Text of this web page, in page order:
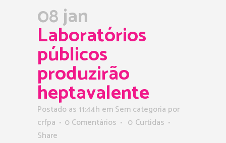
08 jan
Laboratórios
públicos
produzirão
heptavalente
Postado as 11:44h em Sem categoria por
crfpa
0 Comentários 0 Curtidas
Share